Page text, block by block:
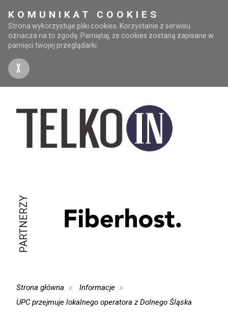
KOMUNIKAT COOKIES
Strona wykorzystuje pliki cookies. Korzystanie z serwisu
oznacza na to zgodę. Pamiętaj, że cookies zostaną zapisane w
pamięci twojej przeglądarki.
X
PARTNERZY
Strona główna
Informacje
UPC przejmuje lokalnego operatora z Dolnego Śląska